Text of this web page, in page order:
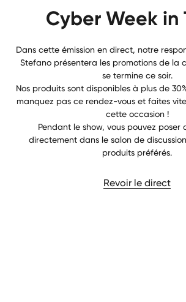
Cyber Week in
Dans cette émission en direct, notre
Stefano présentera les promotions de la
se termine ce soir.
Nos produits sont disponibles à plus de
manquez pas ce rendez-vous et faites
cette occasion !
Pendant le show, vous pouvez poser
directement dans le salon de
produits préférés.
Revoir le direct